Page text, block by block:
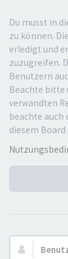
Du musst in
zu können.
erledigt und
zuzugreifen.
Benutzern
Beachte bitte
verwandten
beachte auch
diesem Board